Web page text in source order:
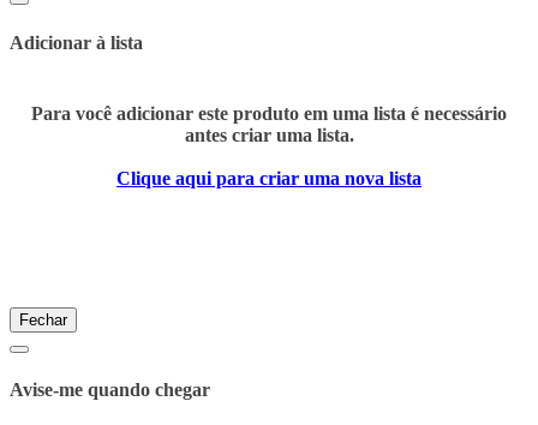
Adicionar à lista
Para você adicionar este produto em uma lista é necessário
antes criar uma lista.
Clique aqui para criar uma nova lista
Fechar
Avise-me quando chegar